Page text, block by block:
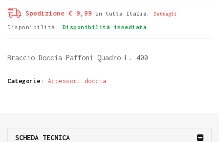
Spedizione € 9,99 in tutta Italia. Dettagli
Disponibilità: Disponibilità immediata
Braccio Doccia Paffoni Quadro L. 400
Categorie : Accessori doccia
SCHEDA TECNICA